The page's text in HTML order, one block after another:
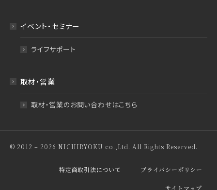
イベント・セミナー
ライフサポート
取材・営業
取材・営業のお問い合わせはこちら
© 2012 – 2026 NICHIRYOKU co.,Ltd. All Rights Reserved.
特定商取引法について プライバシーポリシー
サイトマップ